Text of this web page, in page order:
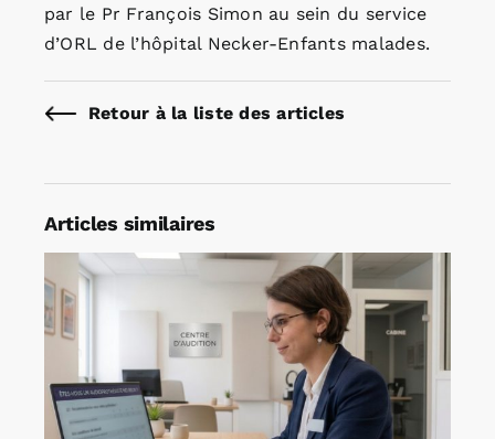
par le Pr François Simon au sein du service
d’ORL de l’hôpital Necker-Enfants malades.
Retour à la liste des articles
Articles similaires